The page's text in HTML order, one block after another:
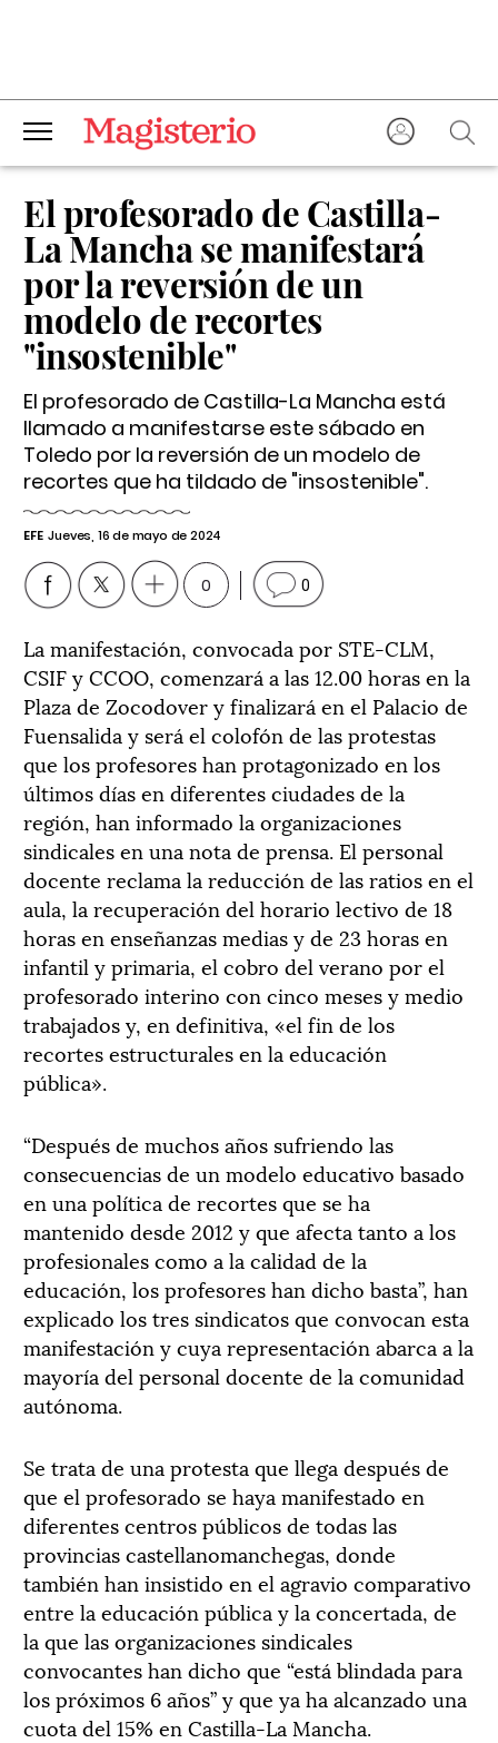
El profesorado de Castilla-
La Mancha se manifestará
por la reversión de un
modelo de recortes
"insostenible"
El profesorado de Castilla-La Mancha está
llamado a manifestarse este sábado en
Toledo por la reversión de un modelo de
recortes que ha tildado de "insostenible".
EFE Jueves, 16 de mayo de 2024
0 0
La manifestación, convocada por STE-CLM,
CSIF y CCOO, comenzará a las 12.00 horas en la
Plaza de Zocodover y finalizará en el Palacio de
Fuensalida y será el colofón de las protestas
que los profesores han protagonizado en los
últimos días en diferentes ciudades de la
región, han informado la organizaciones
sindicales en una nota de prensa. El personal
docente reclama la reducción de las ratios en el
aula, la recuperación del horario lectivo de 18
horas en enseñanzas medias y de 23 horas en
infantil y primaria, el cobro del verano por el
profesorado interino con cinco meses y medio
trabajados y, en definitiva, «el fin de los
recortes estructurales en la educación
pública».
“Después de muchos años sufriendo las
consecuencias de un modelo educativo basado
en una política de recortes que se ha
mantenido desde 2012 y que afecta tanto a los
profesionales como a la calidad de la
educación, los profesores han dicho basta”, han
explicado los tres sindicatos que convocan esta
manifestación y cuya representación abarca a la
mayoría del personal docente de la comunidad
autónoma.
Se trata de una protesta que llega después de
que el profesorado se haya manifestado en
diferentes centros públicos de todas las
provincias castellanomanchegas, donde
también han insistido en el agravio comparativo
entre la educación pública y la concertada, de
la que las organizaciones sindicales
convocantes han dicho que “está blindada para
los próximos 6 años” y que ya ha alcanzado una
cuota del 15% en Castilla-La Mancha.